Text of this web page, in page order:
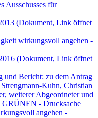
Ausschusses für
(Dokument, Link öffnet
wirkungsvoll angehen -
(Dokument, Link öffnet
und Bericht: zu dem Antrag
Kuhn, Christian
weiterer Abgeordneter und
- Drucksache
angehen -